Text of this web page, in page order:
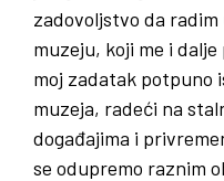
zadovoljstvo da
muzeju, koji me i
moj zadatak potpuno
muzeja, radeći na
događajima i
se odupremo raznim